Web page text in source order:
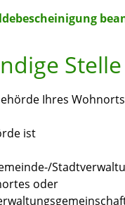
Stelle
Ihres Wohnorts
ist
oder